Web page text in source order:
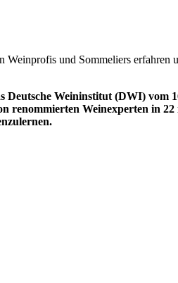
und Sommeliers erfahren
Weininstitut (DWI) vom
renommierten Weinexperten in